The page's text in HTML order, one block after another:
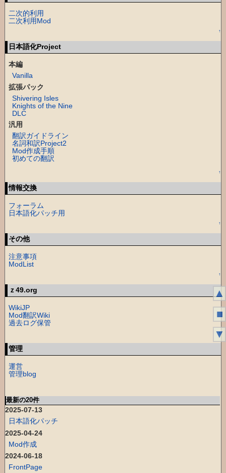
二次的利用
二次利用Mod
↑
日本語化Project
本編
Vanilla
拡張パック
Shivering Isles
Knights of the Nine
DLC
汎用
翻訳ガイドライン
名詞和訳Project2
Mod作成手順
初めての翻訳
↑
情報交換
フォーラム
日本語化パッチ用
↑
その他
注意事項
ModList
↑
ｚ49.org
WikiJP
Mod翻訳Wiki
過去ログ保管
↑
管理
運営
管理blog
最新の20件
2025-07-13
日本語化パッチ
2025-04-24
Mod作成
2024-06-18
FrontPage
▲
■
▼